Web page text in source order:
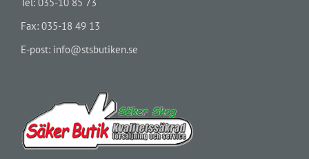
Fax: 035-18 49 13
E-post: info@stsbutiken.se